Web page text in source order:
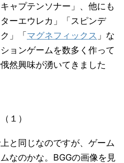
ャプテンソナー」、他にも
ーエウレカ」「スピンデ
」「 マグネフィックス 」な
ョンゲームを数多く作って
然興味が湧いてきました
１）
と同じなのですが、ゲーム
なのかな。BGGの画像を見